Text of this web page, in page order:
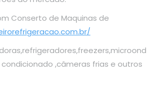
Conserto de Maquinas de
,câmeras frias e outros